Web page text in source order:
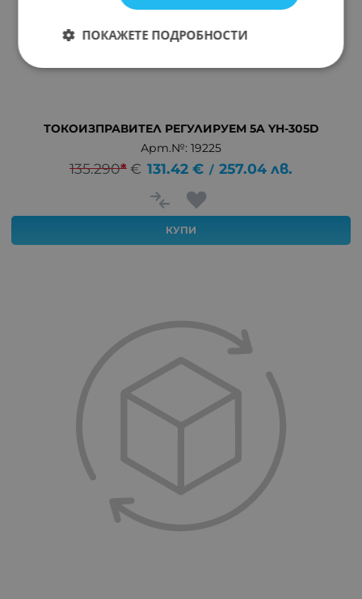
ТОКОИЗПРАВИТЕЛ РЕГУЛИРУЕМ 5A YH-305D
Арт.№: 19225
135.290*€ 131.42 € / 257.04 лв.
КУПИ
ПОКАЖЕТЕ ПОДРОБНОСТИ